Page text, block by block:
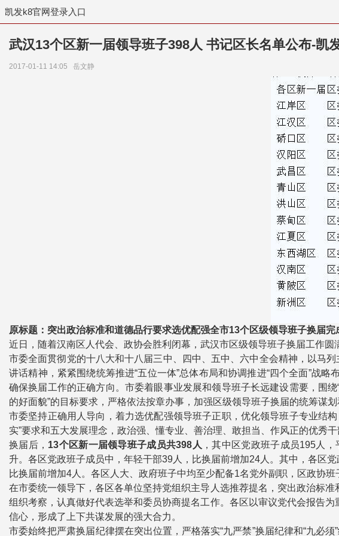
凯发k8官网登录入口
武汉13个区新一届领导班子398人 书记区长名单公布-凯
2017-01-11 14:05 岳文静
原标题：突出政治标准和道德品行要求选优配强全市13个区级领导班子换届完
近日，随着汉南区人代会、政协会胜利闭幕，武汉市区级领导班子换届工作
市委全面贯彻党的十八大和十八届三中、四中、五中、六中全会精神，以马
讲话精神，紧紧围绕统筹推进“五位一体”总体布局和协调推进“四个全面”战
确保换届工作的正确方向。市委着眼事业发展和领导班子长远建设需要，围
的好面貌”的目标要求，严格依法按章办事，加强区级领导班子换届的统筹谋
市委坚持正确用人导向，着力选优配强领导班子正职，优化领导班子专业结
实”要求和五大发展理念，政治强、懂专业、善治理、敢担当、作风正的优秀
换届后， 13个区新一届领导班子成员共398人 ，其中区党政班子成员195人
升。各区党政班子成员中，年轻干部39人，比换届前增加24人。其中，各区
比换届前增加4人。各区人大、政府班子中均至少配备1名党外副职，区政协
在市委统一领导下，各区各单位坚持党组织主导人选推荐提名，突出政治标
组织考察，认真做好代表选举和委员协商提名工作。各区以审议党代会报告
信心，形成了上下共谋发展的强大合力。
市委始终把严肃换届纪律摆在突出位置，严格落实“九严禁”换届纪律和“九必